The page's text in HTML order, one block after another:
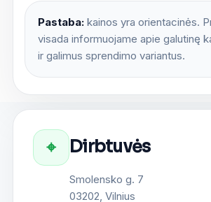
Pastaba: kainos yra orientacinės.
visada informuojame apie galutinę
ir galimus sprendimo variantus.
⌖ Dirbtuvės
Smolensko g. 7
03202, Vilnius